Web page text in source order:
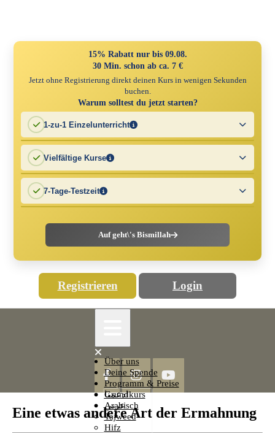
15% Rabatt nur bis 09.08.
30 Min. schon ab ca. 7 €
Jetzt ohne Registrierung direkt deinen Kurs in wenigen Sekunden
buchen.
Warum solltest du jetzt starten?
1-zu-1 Einzelunterricht
Volle Aufmerksamkeit und flexibles Lernen – in deinem Tempo,
wann es dir passt.
Vielfältige Kurse
Egal, ob Arabisch, Tajweed oder Tafsir – unsere Kurse bieten dir
wertvolles Wissen.
7-Tage-Testzeit
Tagen, ob er zu dir passt. Ohne Risiko!
Auf geht\'s Bismillah
Registrieren Login
Close
Button
Über uns
Deine Spende
Programm & Preise
Grundkurs
Arabisch
Tajweed
Hifz
ادعمنا
عربي
Eine etwas andere Art der Ermahnung